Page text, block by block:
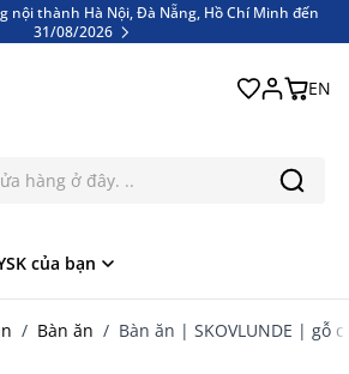
nội thành Hà Nội, Đà Nẵng, Hồ Chí Minh đến
31/08/2026
EN
của bạn
/ Bàn ăn / Bàn ăn | SKOVLUNDE | gỗ